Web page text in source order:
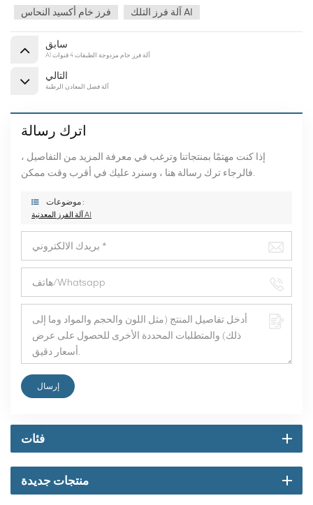
فرز خام أكسيد النحاس
آلة فرز التلك AI
سابق
AI آلة فرز خام مزدوجة الطبقات 4 قنوات
التالي
آلة فصل المعادن الرطبة
اترك رسالة
إذا كنت مهتمًا بمنتجاتنا وترغب في معرفة المزيد من التفاصيل ،
فالرجاء ترك رسالة هنا ، وسنرد عليك في أقرب وقت ممكن.
موضوعات :
آلة الفرز المعدنية AI
إرسال
فئات
منتجات جديدة